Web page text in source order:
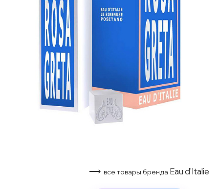
⟶ все товары бренда Eau d'Italie